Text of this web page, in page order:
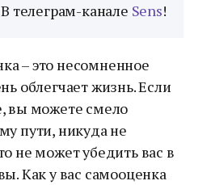
телеграм-канале Sens!
– это несомненное
облегчает жизнь. Если
вы можете смело
пути, никуда не
не может убедить вас в
Как у вас самооценка